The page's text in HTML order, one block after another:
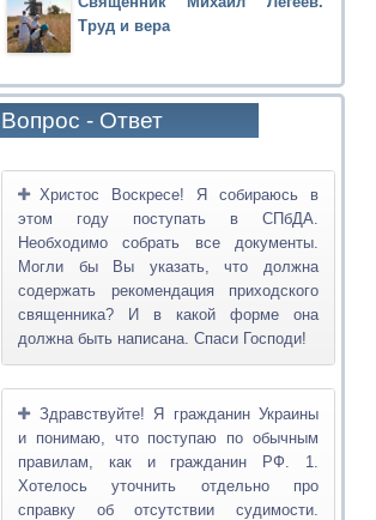
Труд и вера
Вопрос - Ответ
Христос Воскресе! Я собираюсь в
этом году поступать в СПбДА.
Необходимо собрать все документы.
Могли бы Вы указать, что должна
содержать рекомендация приходского
священника? И в какой форме она
должна быть написана. Спаси Господи!
Здравствуйте! Я гражданин Украины
и понимаю, что поступаю по обычным
правилам, как и гражданин РФ. 1.
Хотелось уточнить отдельно про
справку об отсутствии судимости.